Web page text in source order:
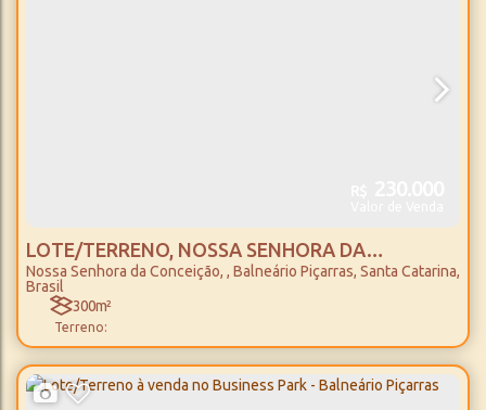
LOTE/TERRENO, NOSSA SENHORA DA
CONCEIÇÃO - BALNEÁRIO PIÇARRAS
Nossa Senhora da Conceição , Balneário Piçarras, Santa Catarina,
Brasil
Terreno:
300m²